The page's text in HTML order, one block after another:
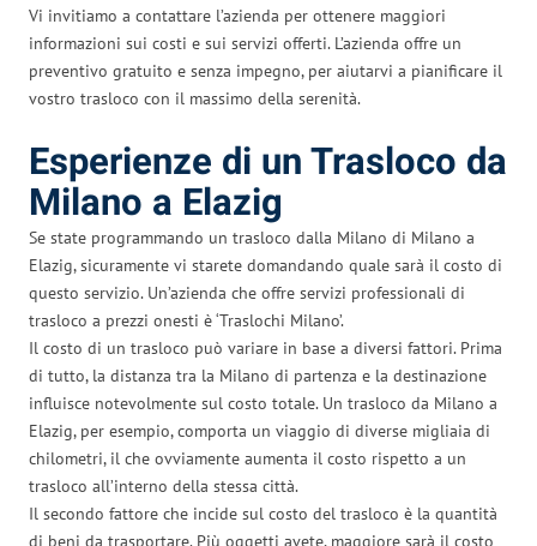
Vi invitiamo a contattare l’azienda per ottenere maggiori
informazioni sui costi e sui servizi offerti. L’azienda offre un
preventivo gratuito e senza impegno, per aiutarvi a pianificare il
vostro trasloco con il massimo della serenità.
Esperienze di un Trasloco da
Milano a Elazig
Se state programmando un trasloco dalla Milano di Milano a
Elazig, sicuramente vi starete domandando quale sarà il costo di
questo servizio. Un’azienda che offre servizi professionali di
trasloco a prezzi onesti è ‘Traslochi Milano’.
Il costo di un trasloco può variare in base a diversi fattori. Prima
di tutto, la distanza tra la Milano di partenza e la destinazione
influisce notevolmente sul costo totale. Un trasloco da Milano a
Elazig, per esempio, comporta un viaggio di diverse migliaia di
chilometri, il che ovviamente aumenta il costo rispetto a un
trasloco all’interno della stessa città.
Il secondo fattore che incide sul costo del trasloco è la quantità
di beni da trasportare. Più oggetti avete, maggiore sarà il costo